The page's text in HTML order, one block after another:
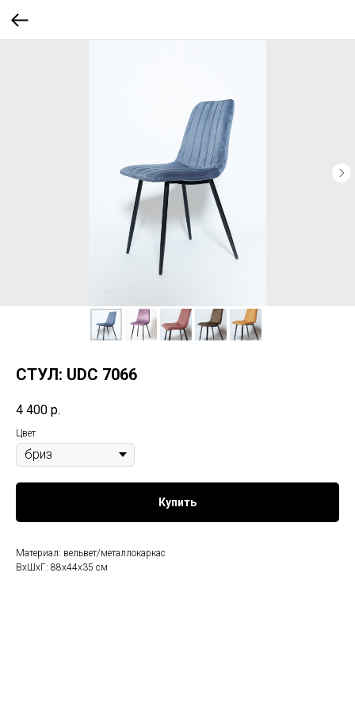
СТУЛ: UDC 7066
4 400 р.
Цвет
Купить
Материал: вельвет/металлокаркас
ВхШхГ: 88х44х35 см